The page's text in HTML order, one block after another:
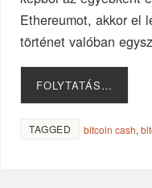
Ethereumot, akkor el
történet valóban
FOLYTATÁS…
TAGGED bitcoin cash,